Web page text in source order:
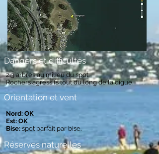
Dangers et difficultés
2,3 arbres au milieu du spot.
Rochers agressifs tout du long de la digue.
Orientation et vent
Nord: OK
Est: OK
Bise:spot parfait par bise.
Réserves naturelles